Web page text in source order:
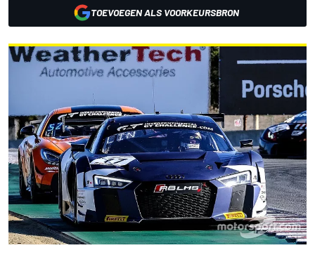
TOEVOEGEN ALS VOORKEURSBRON